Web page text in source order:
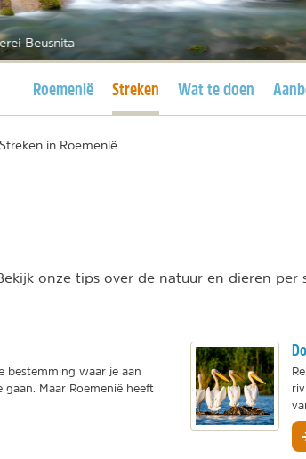
Beusnita
Huidige pagina
Roemenië Huidige pagina
Streken Wat te doen
Streken in Roemenië
onze tips over de natuur en dieren per
bestemming waar je aan
Maar Roemenië heeft